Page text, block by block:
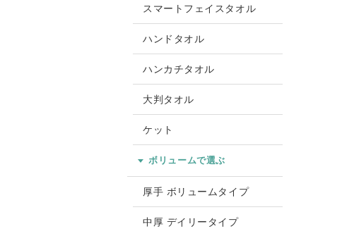
スマートフェイスタオル
ハンドタオル
ハンカチタオル
大判タオル
ケット
ボリュームで選ぶ
厚手 ボリュームタイプ
中厚 デイリータイプ